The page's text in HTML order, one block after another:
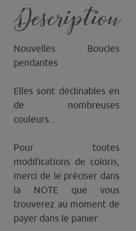
Description
Nouvelles Boucles
pendantes
Elles sont déclinables en
de nombreuses
couleurs…
Pour toutes
modifications de coloris,
merci de le préciser dans
la NOTE que vous
trouverez au moment de
payer dans le panier